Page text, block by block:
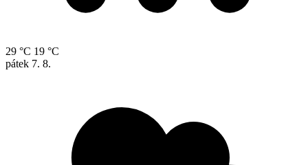
29 °C 19 °C
pátek 7. 8.